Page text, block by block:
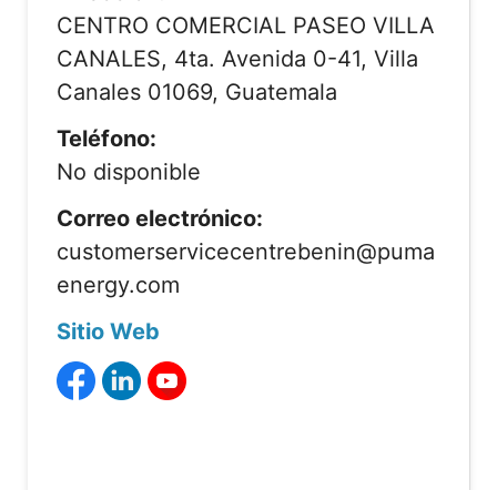
CENTRO COMERCIAL PASEO VILLA
CANALES, 4ta. Avenida 0-41, Villa
Canales 01069, Guatemala
Teléfono:
No disponible
Correo electrónico:
customerservicecentrebenin@puma
energy.com
Sitio Web